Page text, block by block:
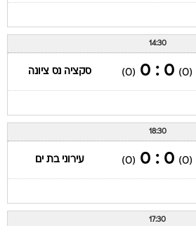
14:30
(0)
0 : 0
(0) סקציה נס ציונה
18:30
(0)
0 : 0
(0) עירוני בת ים
17:30